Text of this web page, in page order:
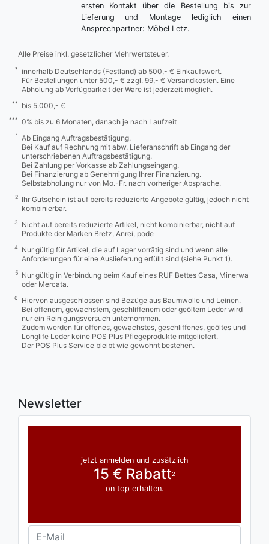
ersten Kontakt über die Bestellung bis zur
Lieferung und Montage lediglich einen
Ansprechpartner: Möbel Letz.
Alle Preise inkl. gesetzlicher Mehrwertsteuer.
*
innerhalb Deutschlands (Festland) ab 500,- € Einkaufswert.
Für Bestellungen unter 500,- € zzgl. 99,- € Versandkosten. Eine
Abholung ab Verfügbarkeit der Ware ist jederzeit möglich.
** bis 5.000,- €
*** 0% bis zu 6 Monaten, danach je nach Laufzeit
1
Ab Eingang Auftragsbestätigung.
Bei Kauf auf Rechnung mit abw. Lieferanschrift ab Eingang der
unterschriebenen Auftragsbestätigung.
Bei Zahlung per Vorkasse ab Zahlungseingang.
Bei Finanzierung ab Genehmigung Ihrer Finanzierung.
Selbstabholung nur von Mo.-Fr. nach vorheriger Absprache.
2
Ihr Gutschein ist auf bereits reduzierte Angebote gültig, jedoch nicht
kombinierbar.
3
Nicht auf bereits reduzierte Artikel, nicht kombinierbar, nicht auf
Produkte der Marken Bretz, Anrei, pode
4
Nur gültig für Artikel, die auf Lager vorrätig sind und wenn alle
Anforderungen für eine Auslieferung erfüllt sind (siehe Punkt 1).
5
Nur gültig in Verbindung beim Kauf eines RUF Bettes Casa, Minerwa
oder Mercata.
6
Hiervon ausgeschlossen sind Bezüge aus Baumwolle und Leinen.
Bei offenem, gewachstem, geschliffenem oder geöltem Leder wird
nur ein Reinigungsversuch unternommen.
Zudem werden für offenes, gewachstes, geschliffenes, geöltes und
Longlife Leder keine POS Plus Pflegeprodukte mitgeliefert.
Der POS Plus Service bleibt wie gewohnt bestehen.
Newsletter
jetzt anmelden und zusätzlich
15 € Rabatt2
on top erhalten.